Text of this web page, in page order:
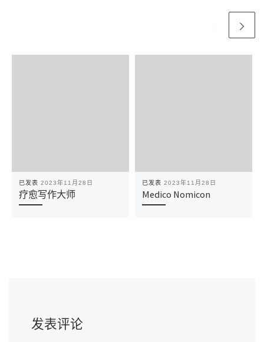
已发表 2023年11月28日
疗愈写作大师
已发表 2023年11月28日
Medico Nomicon
发表评论